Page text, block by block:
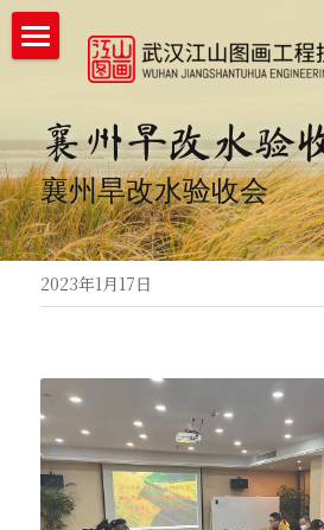
首页
企业详情
企业实力
工程案例
新闻中心
襄州旱改水验
襄州旱改水验收会
2023年1月17日